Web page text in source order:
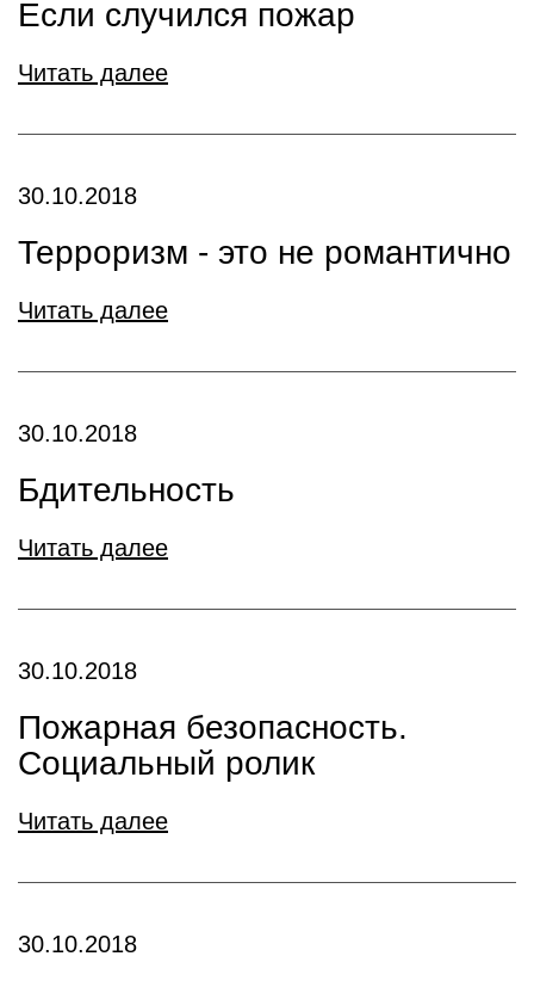
Если случился пожар
Читать далее
30.10.2018
Терроризм - это не романтично
Читать далее
30.10.2018
Бдительность
Читать далее
30.10.2018
Пожарная безопасность.
Социальный ролик
Читать далее
30.10.2018